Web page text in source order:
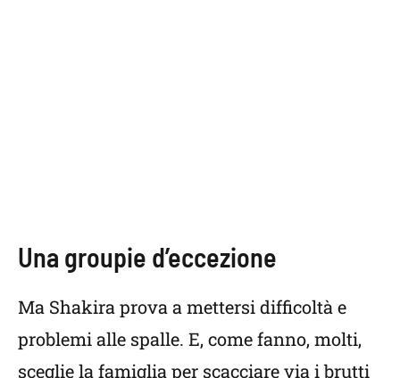
Una groupie d’eccezione
Ma Shakira prova a mettersi difficoltà e
problemi alle spalle. E, come fanno, molti,
sceglie la famiglia per scacciare via i brutti